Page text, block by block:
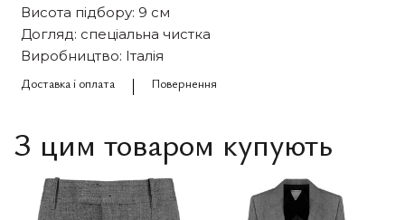
Висота підбору: 9 см
Догляд: спеціальна чистка
Виробництво: Італія
Доставка і оплата
Повернення
З цим товаром купують